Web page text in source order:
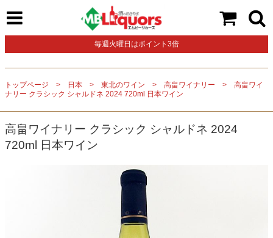
毎週火曜日はポイント3倍
トップページ 日本 東北のワイン 高畠ワイナリー
高畠ワイ
ナリー クラシック シャルドネ 2024 720ml 日本ワイン
高畠ワイナリー クラシック シャルドネ 2024
720ml 日本ワイン